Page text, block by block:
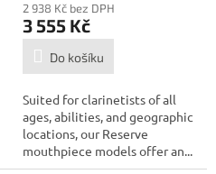
2 938 Kč bez DPH
3 555 Kč
Do košíku
Suited for clarinetists of all
ages, abilities, and geographic
locations, our Reserve
mouthpiece models offer an...